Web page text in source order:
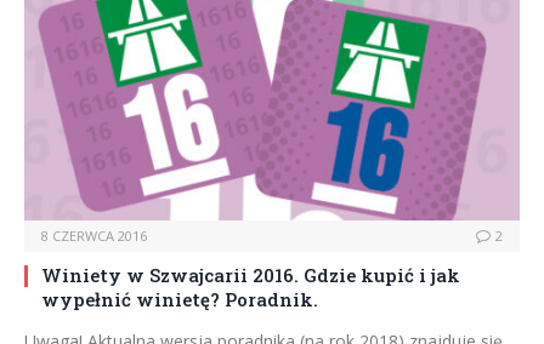
8 CZERWCA 2016 2
Winiety w Szwajcarii 2016. Gdzie kupić i jak
wypełnić winietę? Poradnik.